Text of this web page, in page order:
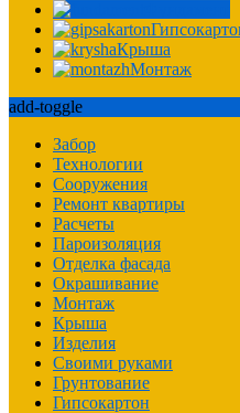
Крыша
Монтаж
add-toggle
Забор
Технологии
Сооружения
Ремонт квартиры
Расчеты
Пароизоляция
Отделка фасада
Окрашивание
Монтаж
Крыша
Изделия
Своими руками
Грунтование
Гипсокартон